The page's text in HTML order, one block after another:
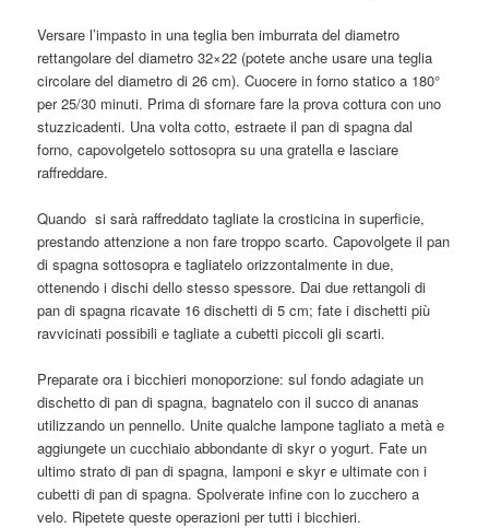
Versare l’impasto in una teglia ben imburrata del diametro
rettangolare del diametro 32×22 (potete anche usare una teglia
circolare del diametro di 26 cm). Cuocere in forno statico a 180°
per 25/30 minuti. Prima di sfornare fare la prova cottura con uno
stuzzicadenti. Una volta cotto, estraete il pan di spagna dal
forno, capovolgetelo sottosopra su una gratella e lasciare
raffreddare.
Quando si sarà raffreddato tagliate la crosticina in superficie,
prestando attenzione a non fare troppo scarto. Capovolgete il pan
di spagna sottosopra e tagliatelo orizzontalmente in due,
ottenendo i dischi dello stesso spessore. Dai due rettangoli di
pan di spagna ricavate 16 dischetti di 5 cm; fate i dischetti più
ravvicinati possibili e tagliate a cubetti piccoli gli scarti.
Preparate ora i bicchieri monoporzione: sul fondo adagiate un
dischetto di pan di spagna, bagnatelo con il succo di ananas
utilizzando un pennello. Unite qualche lampone tagliato a metà e
aggiungete un cucchiaio abbondante di skyr o yogurt. Fate un
ultimo strato di pan di spagna, lamponi e skyr e ultimate con i
cubetti di pan di spagna. Spolverate infine con lo zucchero a
velo. Ripetete queste operazioni per tutti i bicchieri.